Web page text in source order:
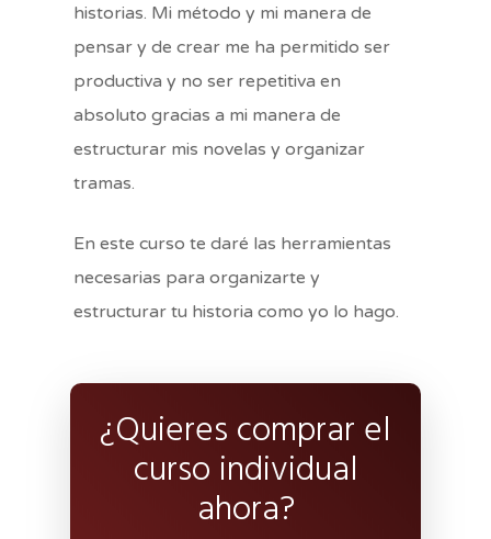
historias. Mi método y mi manera de
pensar y de crear me ha permitido ser
productiva y no ser repetitiva en
absoluto gracias a mi manera de
estructurar mis novelas y organizar
tramas.
En este curso te daré las herramientas
necesarias para organizarte y
estructurar tu historia como yo lo hago.
¿Quieres comprar el
curso individual
ahora?